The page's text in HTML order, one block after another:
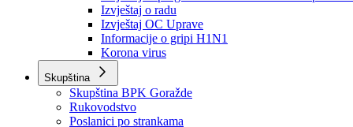
Obavještenja i izvještaji
Obavještenja Vlade
Izvještajno prognozna služba Ministarstva privrede
Izvještaj o radu
Izvještaj OC Uprave
Informacije o gripi H1N1
Korona virus
Skupština